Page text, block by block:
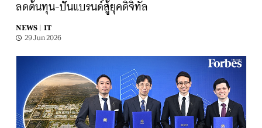
ลดต้นทุน-ปั้นแบรนด์สู้ยุคดิจิทัล
NEWS |
IT
29 Jun 2026